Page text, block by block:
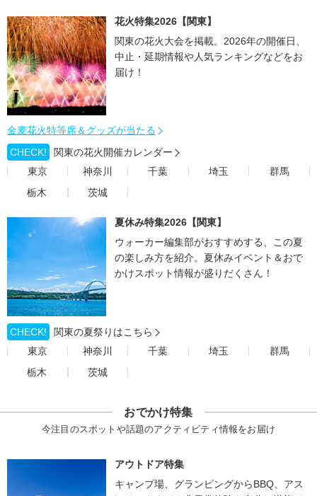
花火特集2026【関東】
関東の花火大会を掲載。2026年の開催日、
中止・延期情報や人気ランキングなどをお
届け！
金麦花火特等席＆グッズが当たる
CHECK!
関東の花火開催カレンダー
東京
神奈川 千葉 埼玉
群馬
栃木
茨城
夏休み特集2026【関東】
ウォーカー編集部がおすすめする、この夏
の楽しみ方を紹介。夏休みイベント＆おで
かけスポット情報が盛りだくさん！
CHECK!
関東の夏祭りはこちら
東京
神奈川 千葉 埼玉
群馬
栃木
茨城
おでかけ特集
今注目のスポットや話題のアクティビティ情報をお届け
アウトドア特集
キャンプ場、グランピングからBBQ、アス